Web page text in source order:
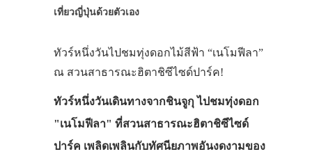
เที่ยวญี่ปุ่นด้วยตัวเอง
ทัวร์หนึ่งวันไปชมทุ่งดอกไม้สีฟ้า “เนโมฟีลา”
ณ สวนสาธารณะฮิตาชิซีไซด์ปาร์ค!
ทัวร์หนึ่งวันเดินทางจากชินจูกุ ไปชมทุ่งดอก
"เนโมฟีลา" ที่สวนสาธารณะฮิตาชิซีไซด์
ปาร์ค เพลิดเพลินกับทัศนียภาพอันงดงามของ